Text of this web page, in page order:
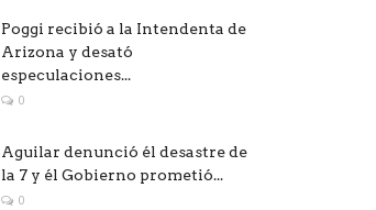
Poggi recibió a la Intendenta de
Arizona y desató
especulaciones...
0
Aguilar denunció él desastre de
la 7 y él Gobierno prometió...
0